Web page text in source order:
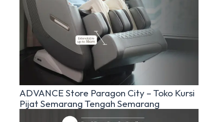
ADVANCE Store Paragon City – Toko Kursi
Pijat Semarang Tengah Semarang